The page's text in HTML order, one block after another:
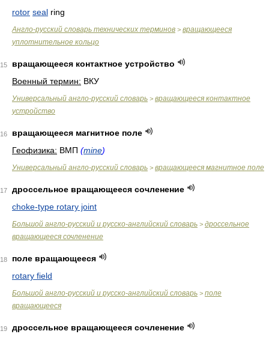
rotor seal ring
Англо-русский словарь технических терминов > вращающееся
уплотнительное кольцо
15
вращающееся контактное устройство
Военный термин: ВКУ
Универсальный англо-русский словарь > вращающееся контактное
устройство
16
вращающееся магнитное поле
Геофизика: ВМП (mine)
Универсальный англо-русский словарь > вращающееся магнитное поле
17
дроссельное вращающееся сочленение
choke-type rotary joint
Большой англо-русский и русско-английский словарь > дроссельное
вращающееся сочленение
18
поле вращающееся
rotary field
Большой англо-русский и русско-английский словарь > поле
вращающееся
19 дроссельное вращающееся сочленение